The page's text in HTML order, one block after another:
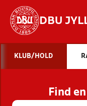
DBU
STILLINGER,
KLUB/HOLD
Find